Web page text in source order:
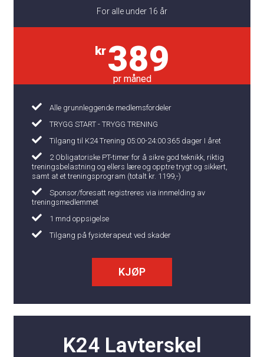
For alle under 16 år
kr389
pr måned
Alle grunnleggende medlemsfordeler
TRYGG START - TRYGG TRENING
Tilgang til K24 Trening 05:00-24:00 365 dager I året
2 Obligatoriske PT-timer for å sikre god teknikk, riktig
treningsbelastning og ellers lære og opptre trygt og sikkert,
samt at et treningsprogram (totalt kr. 1199,-) ​
Sponsor/foresatt registreres via innmelding av
treningsmedlemmet
1 mnd oppsigelse
Tilgang på fysioterapeut ved skader
KJØP
K24 Lavterskel